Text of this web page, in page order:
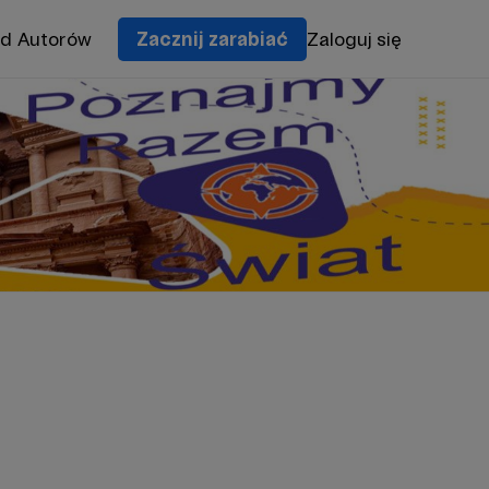
Autorów Zacznij zarabiać Zaloguj się